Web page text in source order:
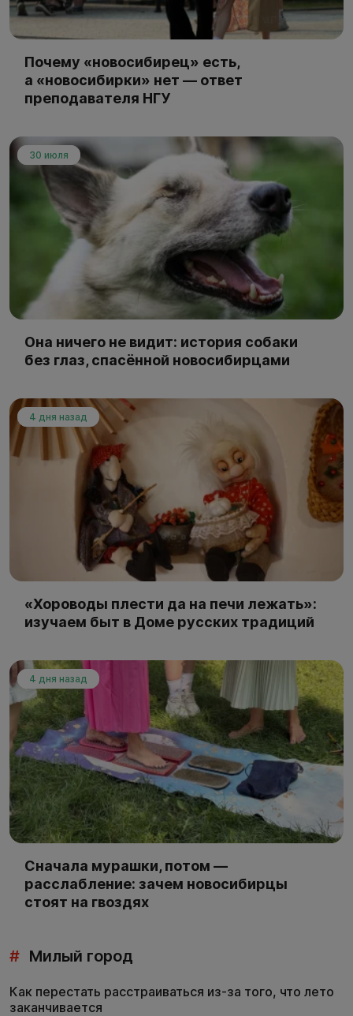
Почему «новосибирец» есть,
а «новосибирки» нет — ответ
преподавателя НГУ
30 июля
Она ничего не видит: история собаки
без глаз, спасённой новосибирцами
4 дня назад
«Хороводы плести да на печи лежать»:
изучаем быт в Доме русских традиций
4 дня назад
Сначала мурашки, потом —
расслабление: зачем новосибирцы
стоят на гвоздях
# Милый город
Как перестать расстраиваться из-за того, что лето
заканчивается